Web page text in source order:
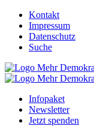
Kontakt
Impressum
Datenschutz
Suche
Infopaket
Newsletter
Jetzt spenden